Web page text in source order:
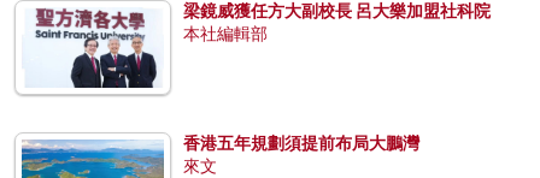
梁鏡威獲任方大副校長 呂大樂加盟社科院
本社編輯部
香港五年規劃須提前布局大鵬灣
來文